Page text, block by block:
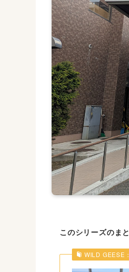
このシリーズのま
WILD GEESE